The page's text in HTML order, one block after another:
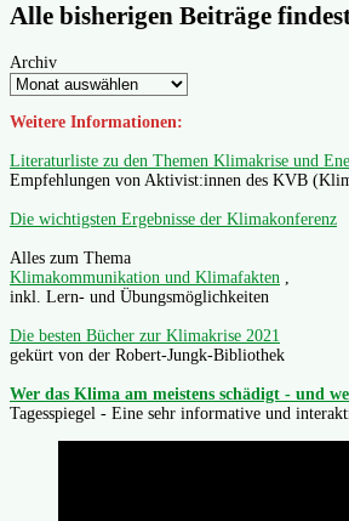
Alle bisherigen Beiträge
Archiv
Weitere Informationen:
Literaturliste zu den Themen Klimakrise und
Empfehlungen von Aktivist:innen des KVB
Die wichtigsten Ergebnisse der Klimakonferenz
Alles zum Thema
Klimakommunikation und Klimafakten
inkl. Lern- und Übungsmöglichkeiten
Die besten Bücher zur Klimakrise 2021
gekürt von der Robert-Jungk-Bibliothek
Wer das Klima am meistens schädigt - und
Tagesspiegel - Eine sehr informative und